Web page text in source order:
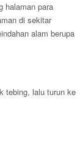
halaman para
di sekitar
alam berupa
tebing, lalu turun ke